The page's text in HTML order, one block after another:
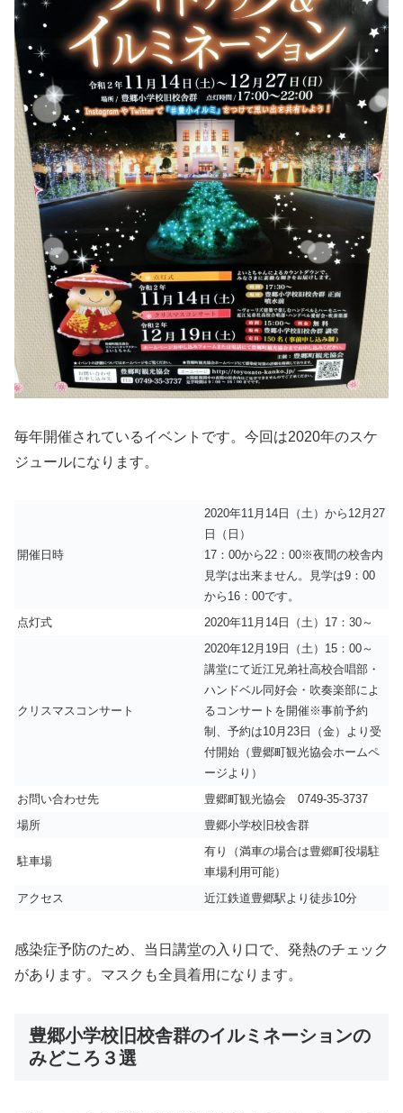
毎年開催されているイベントです。今回は2020年のスケ
ジュールになります。
開催日時
2020年11月14日（土）から12月27
日（日）
17：00から22：00※夜間の校舎内
見学は出来ません。見学は9：00
から16：00です。
点灯式
2020年11月14日（土）17：30～
クリスマスコンサート
2020年12月19日（土）15：00～
講堂にて近江兄弟社高校合唱部・
ハンドベル同好会・吹奏楽部によ
るコンサートを開催※事前予約
制、予約は10月23日（金）より受
付開始（豊郷町観光協会ホームペ
ージより）
お問い合わせ先
豊郷町観光協会 0749-35-3737
場所
豊郷小学校旧校舎群
駐車場
有り（満車の場合は豊郷町役場駐
車場利用可能）
アクセス
近江鉄道豊郷駅より徒歩10分
感染症予防のため、当日講堂の入り口で、発熱のチェック
があります。マスクも全員着用になります。
豊郷小学校旧校舎群のイルミネーションの
みどころ３選